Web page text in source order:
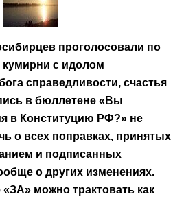
проголосовали по
с идолом
справедливости, счастья
в бюллетене «Вы
в Конституцию РФ?» не
о всех поправках, принятых
и подписанных
о других изменениях.
«ЗА» можно трактовать как